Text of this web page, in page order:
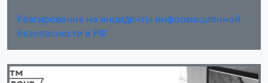
Реагирование на инциденты информационной
безопасности в РФ